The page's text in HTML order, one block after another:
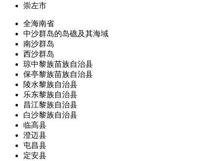
崇左市
全海南省
中沙群岛的岛礁及其海域
南沙群岛
西沙群岛
琼中黎族苗族自治县
保亭黎族苗族自治县
陵水黎族自治县
乐东黎族自治县
昌江黎族自治县
白沙黎族自治县
临高县
澄迈县
屯昌县
定安县